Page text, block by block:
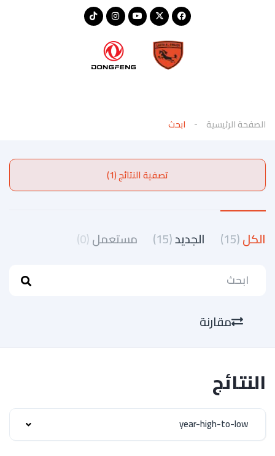
الصفحة الرئيسية ابحث
تصفية النتائج (1)
الكل(15) الجديد(15) مستعمل(0)
مقارنة
النتائج
year-high-to-low